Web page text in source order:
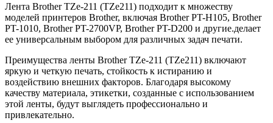
Лента Brother TZe-211 (TZe211) подходит к множеству
моделей принтеров Brother, включая Brother PT-H105, Brother
PT-1010, Brother PT-2700VP, Brother PT-D200 и другие.делает
ее универсальным выбором для различных задач печати.
Преимущества ленты Brother TZe-211 (TZe211) включают
яркую и четкую печать, стойкость к истиранию и
воздействию внешних факторов. Благодаря высокому
качеству материала, этикетки, созданные с использованием
этой ленты, будут выглядеть профессионально и
привлекательно.